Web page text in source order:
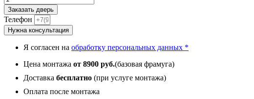
товара
П1
Черная
с
панель
Роял
Вуд
Заказать дверь
Телефон
Нужна консультация
Я согласен на обработку персональных данных *
Цена монтажа от 8900 руб.(базовая фрамуга)
Доставка бесплатно (при услуге монтажа)
Оплата после монтажа